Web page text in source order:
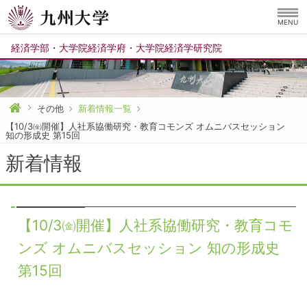
経済学部 ・ 大学院経済学府 ・ 大学院経済学研究院
MENU
その他
新着情報一覧
【10/3㈮開催】人社系協働研究・教育コモンズ オムニバスセッション
知の形成史 第15回
新着情報
【10/3㈮開催】人社系協働研究・教育コモ
ンズ オムニバスセッション 知の形成史
第15回